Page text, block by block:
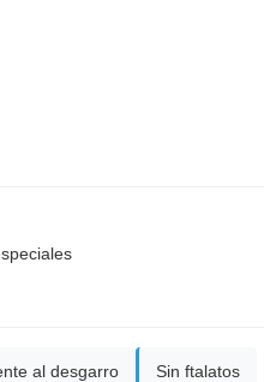
al desgarro Sin ftalatos